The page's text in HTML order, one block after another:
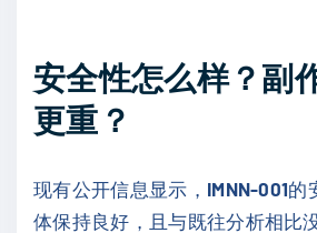
安全性怎么样？副
更重？
现有公开信息显示， IMNN-001的
体保持良好，且与既往分析相比